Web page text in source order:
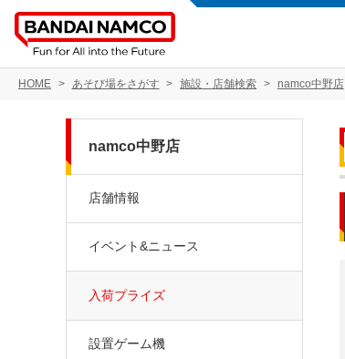
HOME あそび場をさがす 施設・店舗検索 namco中野店
namco中野店
店舗情報
イベント&ニュース
入荷プライズ
設置ゲーム機